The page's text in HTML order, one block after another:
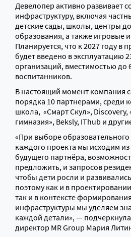
Девелопер активно развивает
инфраструктуру, включая
детские сады, школы, центры
образования, а также игровые
Планируется, что к 2027 году в
будет введено в эксплуатацию
организаций, вместимостью до
воспитанников.
В настоящий момент компания
порядка 10 партнерами, среди
школа, «Смарт Скул», Discovery,
гимназия», Beksly, IThub и
«При выборе
каждого проекта мы исходим
будущего партнёра,
предложить, и запросов
чтобы дети росли и
поэтому как и в
так и в контексте
инфраструктуры мы уделяем
каждой детали», —
директор MR Group Мария